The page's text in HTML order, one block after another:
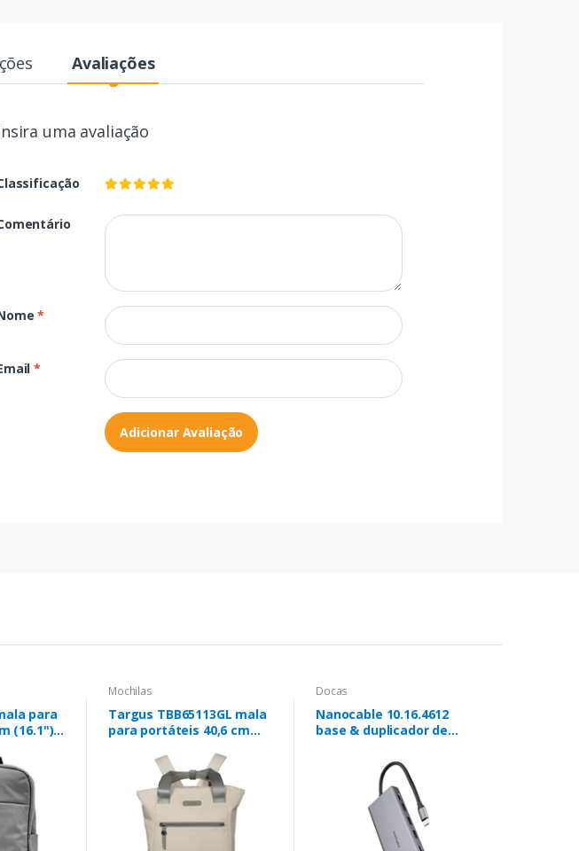
Avaliações
uma avaliação
*
*
Adicionar Avaliação
para
(16.1")
Mochilas
Targus TBB65113GL mala
para portáteis 40,6 cm
Docas
Nanocable 10.16.4612
base & duplicador de
Gen 1 (3.1 Gen 1) Type-C